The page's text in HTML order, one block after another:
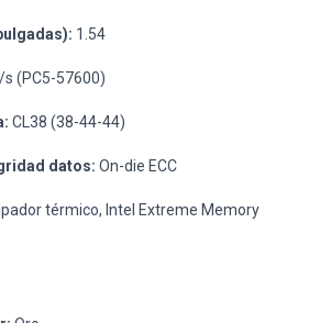
1.54
(PC5-57600)
CL38 (38-44-44)
datos: On-die ECC
térmico, Intel Extreme Memory